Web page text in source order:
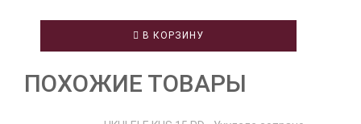
В КОРЗИНУ
ПОХОЖИЕ ТОВАРЫ